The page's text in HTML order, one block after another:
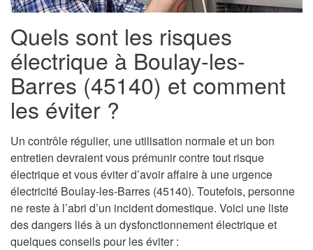
Quels sont les risques
électrique à Boulay-les-
Barres (45140) et comment
les éviter ?
Un contrôle régulier, une utilisation normale et un bon
entretien devraient vous prémunir contre tout risque
électrique et vous éviter d’avoir affaire à une urgence
électricité Boulay-les-Barres (45140). Toutefois, personne
ne reste à l’abri d’un incident domestique. Voici une liste
des dangers liés à un dysfonctionnement électrique et
quelques conseils pour les éviter :